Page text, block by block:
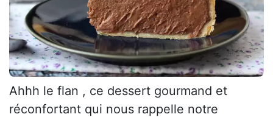
Ahhh le flan , ce dessert gourmand et
réconfortant qui nous rappelle notre